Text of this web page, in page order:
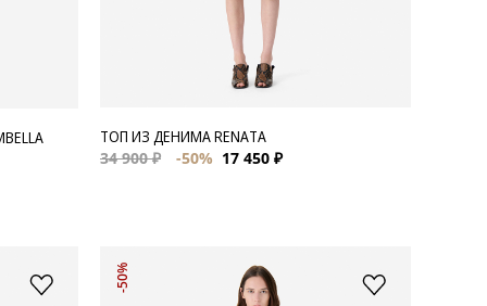
ТОП ИЗ ДЕНИМА RENATA
34 900 ₽
-50% 17 450 ₽
-50%